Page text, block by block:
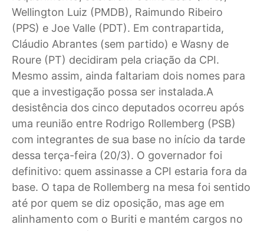
Wellington Luiz (PMDB), Raimundo Ribeiro
(PPS) e Joe Valle (PDT). Em contrapartida,
Cláudio Abrantes (sem partido) e Wasny de
Roure (PT) decidiram pela criação da CPI.
Mesmo assim, ainda faltariam dois nomes para
que a investigação possa ser instalada.A
desistência dos cinco deputados ocorreu após
uma reunião entre Rodrigo Rollemberg (PSB)
com integrantes de sua base no início da tarde
dessa terça-feira (20/3). O governador foi
definitivo: quem assinasse a CPI estaria fora da
base. O tapa de Rollemberg na mesa foi sentido
até por quem se diz oposição, mas age em
alinhamento com o Buriti e mantém cargos no